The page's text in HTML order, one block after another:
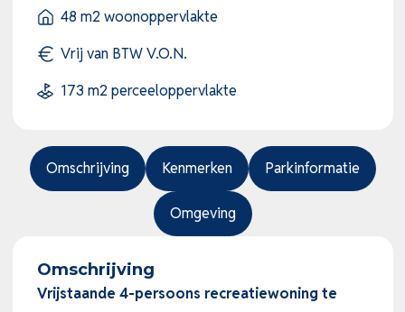
48 m2 woonoppervlakte
Vrij van BTW V.O.N.
173 m2 perceeloppervlakte
Omschrijving Kenmerken Parkinformatie
Omgeving
Omschrijving
Vrijstaande 4-persoons recreatiewoning te